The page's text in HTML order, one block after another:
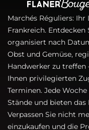
Marchés Réguliers:
Frankreich.
organisiert nach
Obst und Gemüse,
Handwerker zu
Ihnen privilegierten
Terminen. Jede
Stände und bieten das
Verpassen Sie nicht
einzukaufen und die